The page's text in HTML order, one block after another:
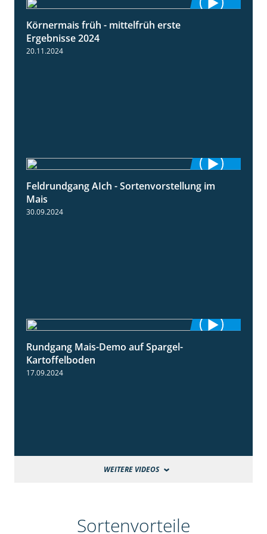
Körnermais früh - mittelfrüh erste
Ergebnisse 2024
20.11.2024
11:24
Feldrundgang AIch - Sortenvorstellung im
Mais
30.09.2024
Rundgang Mais-Demo auf Spargel-
Kartoffelboden
17.09.2024
WEITERE VIDEOS
Sortenvorteile